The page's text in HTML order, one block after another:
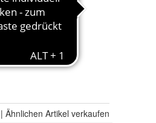
| Ähnlichen Artikel verkaufen